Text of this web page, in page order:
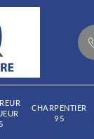
CHARPENTIER
95